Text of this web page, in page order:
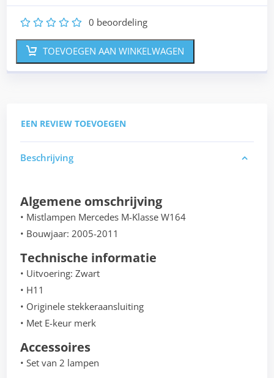
5
4
3
2 0 beoordeling
TOEVOEGEN AAN WINKELWAGEN
EEN REVIEW TOEVOEGEN
Beschrijving
Algemene omschrijving
• Mistlampen Mercedes M-Klasse W164
• Bouwjaar: 2005-2011
Technische informatie
• Uitvoering: Zwart
• H11
• Originele stekkeraansluiting
• Met E-keur merk
Accessoires
• Set van 2 lampen